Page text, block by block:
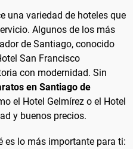
una variedad de hoteles que
Algunos de los más
de Santiago, conocido
San Francisco
con modernidad. Sin
en Santiago de
el Hotel Gelmírez o el Hotel
y buenos precios.
es lo más importante para ti: